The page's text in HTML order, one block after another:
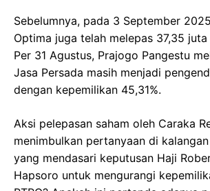
Sebelumnya, pada 3 September
Optima juga telah melepas 37,35 juta
Per 31 Agustus, Prajogo Pangestu
Jasa Persada masih menjadi
dengan kepemilikan 45,31%.
Aksi pelepasan saham oleh Caraka
menimbulkan pertanyaan di
yang mendasari keputusan Haji
Hapsoro untuk mengurangi